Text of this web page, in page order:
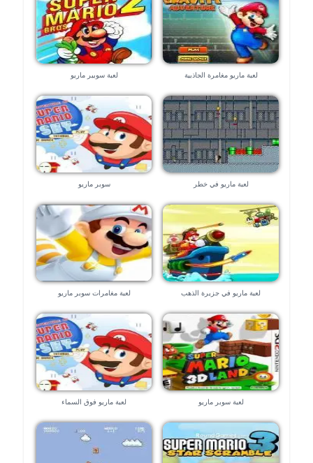
لعبة ماريو مغامرة الجاذبية لعبة سوبير ماريو
لعبة ماريو في خطر سوبر ماريو
لعبة ماريو في جزيرة الذهب لعبة مغامرات سوبر ماريو
لعبة سوبر ماريو لعبة ماريو فوق السماء